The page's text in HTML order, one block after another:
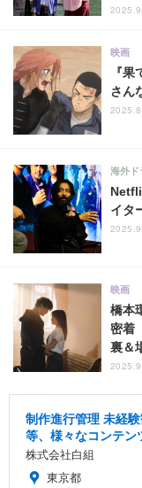
『
さん
映画
イタ
海外ド
橋本
密着
裏＆
映画
制作進行管理 未経
等、様々なコンテン
株式会社白組
東京都